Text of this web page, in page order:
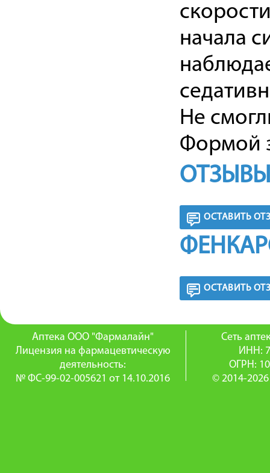
начала
Не
Формой
ОСТАВИТЬ
ОСТАВИТЬ
Аптека ООО "Фармалайн"
Лицензия на фармацевтическую
деятельность:
№ ФС-99-02-005621 от 14.10.2016
Сеть
ИНН:
ОГРН:
© 2014-